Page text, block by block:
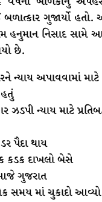
ગુજાર્યો
હનુમાન નિસાદ
છે.
ન્યાય અપાવવામાં માટે
ઝડપી ન્યાય માટે
પૈદા થાય
કડક દાખલો બેસે
ગુજરાત
સમય માં ચુકાદો